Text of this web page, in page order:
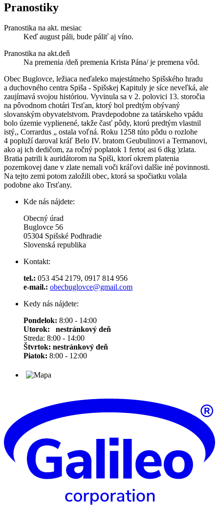
Pranostiky
Pranostika na akt. mesiac
Keď august páli, bude páliť aj víno.
Pranostika na akt.deň
Na premenia /deň premenia Krista Pána/ je premena vôd.
Obec Buglovce, ležiaca neďaleko majestátneho Spišského hradu
a duchovného centra Spiša - Spišskej Kapituly je síce neveľká, ale
zaujímavá svojou históriou. Vyvinula sa v 2. polovici 13. storočia
na pôvodnom chotári Trsťan, ktorý bol predtým obývaný
slovanským obyvatelstvom. Pravdepodobne za tatárskeho vpádu
bolo územie vyplienené, takže časť pôdy, ktorú predtým vlastnil
istý,, Corrardus „ ostala voľná. Roku 1258 túto pôdu o rozlohe
4 popluží daroval kráľ Belo IV. bratom Geubulinovi a Termanovi,
ako aj ich dedičom, za ročný poplatok 1 ferto( asi 6 dkg )zlata.
Bratia patrili k auridátorom na Spiši, ktorí okrem platenia
pozemkovej dane v zlate nemali voči kráľovi dalšie iné povinnosti.
Na tejto zemi potom založili obec, ktorá sa spočiatku volala
podobne ako Trsťany.
Kde nás nájdete:
Obecný úrad
Buglovce 56
05304 Spišské Podhradie
Slovenská republika
Kontakt:
tel.: 053 454 2179, 0917 814 956
e-mail.: obecbuglovce@gmail.com
Kedy nás nájdete:
Pondelok: 8:00 - 14:00
Utorok: nestránkový deň
Streda: 8:00 - 14:00
Štvrtok: nestránkový deň
Piatok: 8:00 - 12:00